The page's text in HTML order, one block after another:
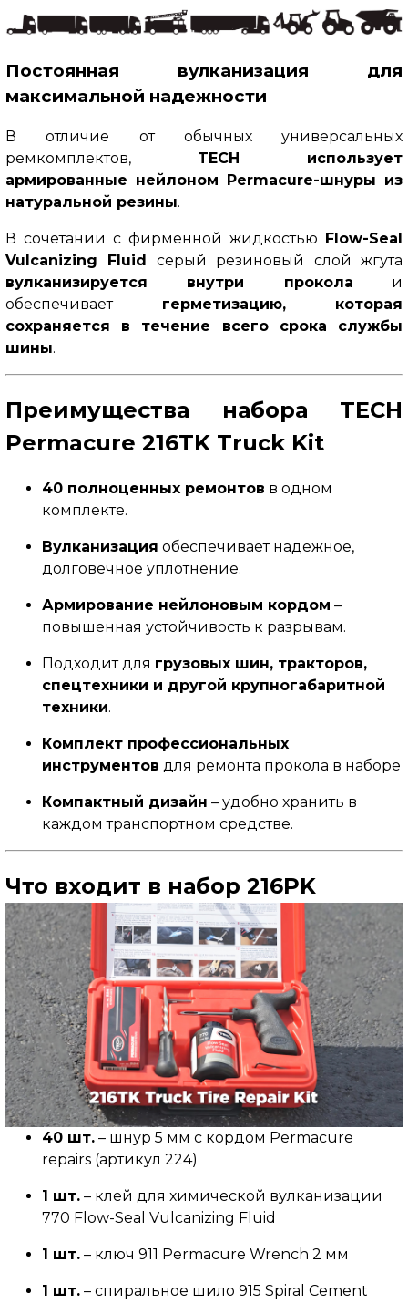
Постоянная вулканизация для
максимальной надежности
В отличие от обычных универсальных
ремкомплектов, TECH использует
армированные нейлоном Permacure-шнуры из
натуральной резины.
В сочетании с фирменной жидкостью
Flow-Seal
Vulcanizing Fluid
серый резиновый слой жгута
вулканизируется внутри прокола и
обеспечивает герметизацию, которая
сохраняется в течение всего срока службы
шины.
Преимущества набора TECH
Permacure 216TK Truck Kit
40 полноценных ремонтов в одном
комплекте.
Вулканизация обеспечивает надежное,
долговечное уплотнение.
Армирование нейлоновым кордом –
повышенная устойчивость к разрывам.
Подходит для грузовых шин, тракторов,
спецтехники и другой крупногабаритной
техники.
Комплект профессиональных
инструментов для ремонта прокола в наборе
Компактный дизайн – удобно хранить в
каждом транспортном средстве.
Что входит в набор 216PK
40 шт.– шнур 5 мм с кордом Permacure
repairs (артикул 224)
1 шт.– клей для химической вулканизации
770 Flow-Seal Vulcanizing Fluid
1 шт.– ключ 911 Permacure Wrench 2 мм
1 шт.– спиральное шило 915 Spiral Cement